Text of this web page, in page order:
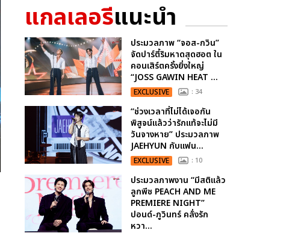
แกลเลอรีแนะนำ
ประมวลภาพ “จอส-กวิน”
จัดปาร์ตี้ริมหาดสุดฮอต ใน
คอนเสิร์ตครั้งยิ่งใหญ่
“JOSS GAWIN HEAT ...
EXCLUSIVE : 34
“ช่วงเวลาที่ไม่ได้เจอกัน
พิสูจน์แล้วว่ารักแท้จะไม่มี
วันจางหาย” ประมวลภาพ
JAEHYUN กับแฟน...
EXCLUSIVE : 10
ประมวลภาพงาน “มีสติแล้ว
ลูกพีช PEACH AND ME
PREMIERE NIGHT”
ปอนด์-ภูวินทร์ คลั่งรัก
หวา...